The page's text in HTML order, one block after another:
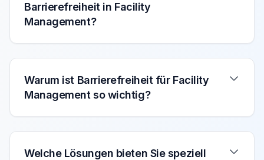
Barrierefreiheit in Facility
Management?
Warum ist Barrierefreiheit für Facility
Management so wichtig?
Welche Lösungen bieten Sie speziell